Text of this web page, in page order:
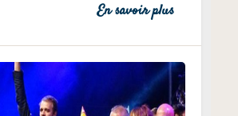
En savoir plus